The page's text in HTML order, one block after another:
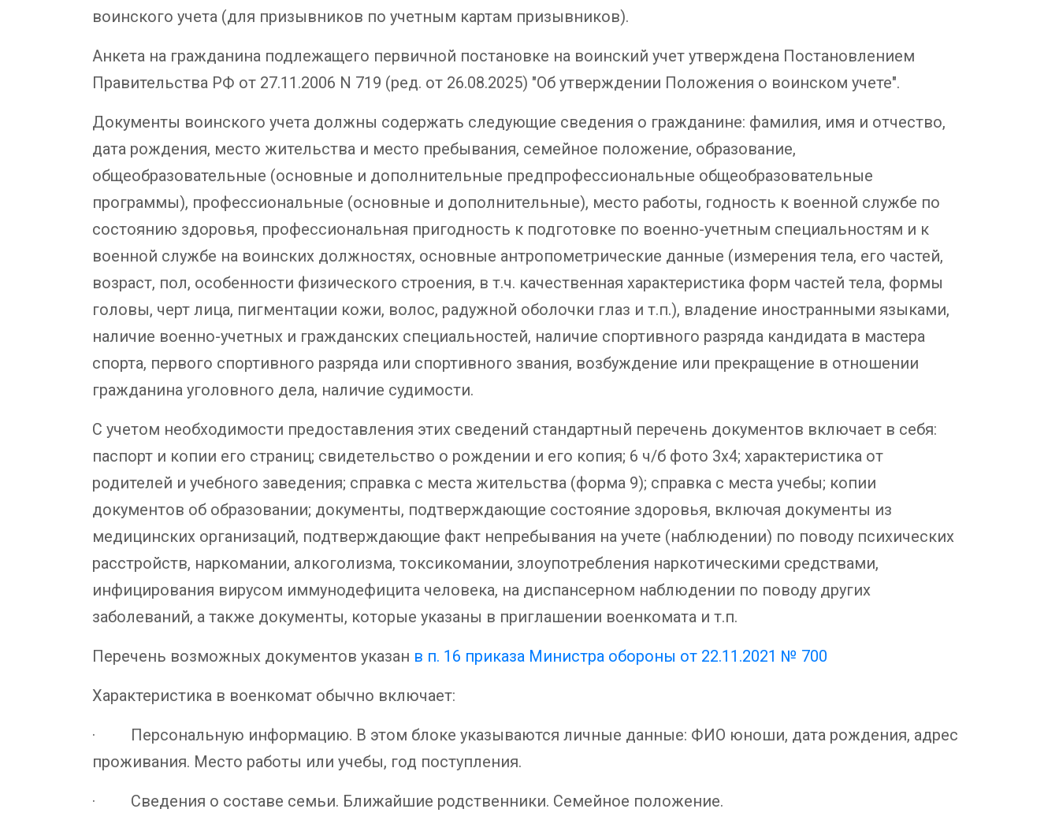
воинского учета (для призывников по учетным картам призывников).
Анкета на гражданина подлежащего первичной постановке на воинский учет утверждена Постановлением
Правительства РФ от 27.11.2006 N 719 (ред. от 26.08.2025) "Об утверждении Положения о воинском учете".
Документы воинского учета должны содержать следующие сведения о гражданине: фамилия, имя и отчество,
дата рождения, место жительства и место пребывания, семейное положение, образование,
общеобразовательные (основные и дополнительные предпрофессиональные общеобразовательные
программы), профессиональные (основные и дополнительные), место работы, годность к военной службе по
состоянию здоровья, профессиональная пригодность к подготовке по военно-учетным специальностям и к
военной службе на воинских должностях, основные антропометрические данные (измерения тела, его частей,
возраст, пол, особенности физического строения, в т.ч. качественная характеристика форм частей тела, формы
головы, черт лица, пигментации кожи, волос, радужной оболочки глаз и т.п.), владение иностранными языками,
наличие военно-учетных и гражданских специальностей, наличие спортивного разряда кандидата в мастера
спорта, первого спортивного разряда или спортивного звания, возбуждение или прекращение в отношении
гражданина уголовного дела, наличие судимости.
С учетом необходимости предоставления этих сведений стандартный перечень документов включает в себя:
паспорт и копии его страниц; свидетельство о рождении и его копия; 6 ч/б фото 3х4; характеристика от
родителей и учебного заведения; справка с места жительства (форма 9); справка с места учебы; копии
документов об образовании; документы, подтверждающие состояние здоровья, включая документы из
медицинских организаций, подтверждающие факт непребывания на учете (наблюдении) по поводу психических
расстройств, наркомании, алкоголизма, токсикомании, злоупотребления наркотическими средствами,
инфицирования вирусом иммунодефицита человека, на диспансерном наблюдении по поводу других
заболеваний, а также документы, которые указаны в приглашении военкомата и т.п.
Перечень возможных документов указан в п. 16 приказа Министра обороны от 22.11.2021 № 700
Характеристика в военкомат обычно включает:
· Персональную информацию. В этом блоке указываются личные данные: ФИО юноши, дата рождения, адрес
проживания. Место работы или учебы, год поступления.
· Сведения о составе семьи. Ближайшие родственники. Семейное положение.